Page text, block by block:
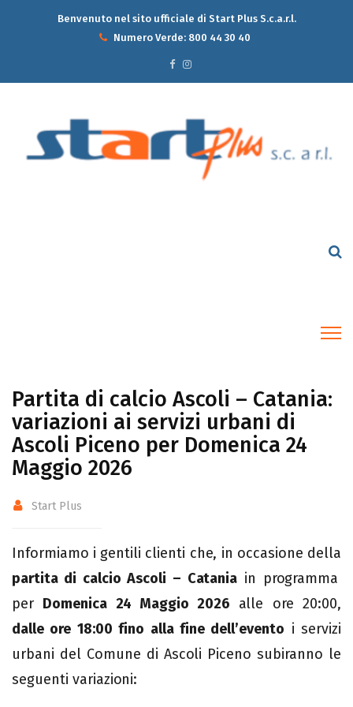
Benvenuto nel sito ufficiale di Start Plus S.c.a.r.l.
Numero Verde: 800 44 30 40
Partita di calcio Ascoli – Catania:
variazioni ai servizi urbani di
Ascoli Piceno per Domenica 24
Maggio 2026
Start Plus
Informiamo i gentili clienti che, in occasione della
partita di calcio Ascoli – Catania in programma
per Domenica 24 Maggio 2026 alle ore 20:00,
dalle ore 18:00 fino alla fine dell’evento i servizi
urbani del Comune di Ascoli Piceno subiranno le
seguenti variazioni: